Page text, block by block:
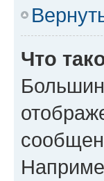
Что